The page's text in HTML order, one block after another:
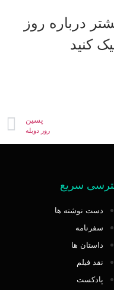
درباره روز
کنید
پسین
روز دوبله
سریع
دست نوشته ها
سفرنامه
داستان ها
نقد فیلم
پادکست